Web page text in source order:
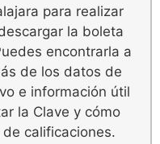
para realizar
la boleta
encontrarla a
de los datos de
e información útil
la Clave y cómo
calificaciones.